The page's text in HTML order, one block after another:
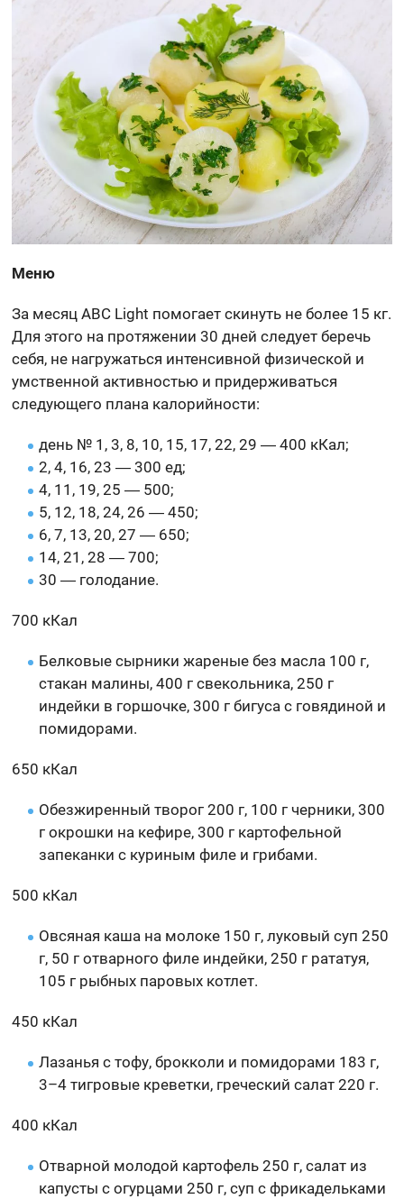
Меню
За месяц ABC Light помогает скинуть не более 15 кг.
Для этого на протяжении 30 дней следует беречь
себя, не нагружаться интенсивной физической и
умственной активностью и придерживаться
следующего плана калорийности:
день № 1, 3, 8, 10, 15, 17, 22, 29 ― 400 кКал;
2, 4, 16, 23 ― 300 ед;
4, 11, 19, 25 ― 500;
5, 12, 18, 24, 26 ― 450;
6, 7, 13, 20, 27 ― 650;
14, 21, 28 ― 700;
30 ― голодание.
700 кКал
Белковые сырники жареные без масла 100 г,
стакан малины, 400 г свекольника, 250 г
индейки в горшочке, 300 г бигуса с говядиной и
помидорами.
650 кКал
Обезжиренный творог 200 г, 100 г черники, 300
г окрошки на кефире, 300 г картофельной
запеканки с куриным филе и грибами.
500 кКал
Овсяная каша на молоке 150 г, луковый суп 250
г, 50 г отварного филе индейки, 250 г рататуя,
105 г рыбных паровых котлет.
450 кКал
Лазанья с тофу, брокколи и помидорами 183 г,
3–4 тигровые креветки, греческий салат 220 г.
400 кКал
Отварной молодой картофель 250 г, салат из
капусты с огурцами 250 г, суп с фрикадельками